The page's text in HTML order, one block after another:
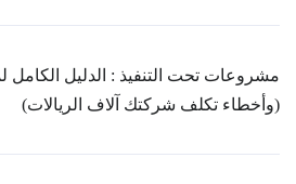
مشروعات تحت التنفيذ : الدليل الكامل
(وأخطاء تكلف شركتك آلاف الريالات)